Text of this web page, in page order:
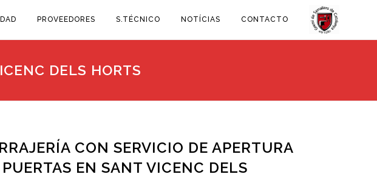
PROVEEDORES S.TÉCNICO NOTÍCIAS CONTACTO
DELS HORTS
CON SERVICIO DE APERTURA
PUERTAS EN SANT VICENC DELS